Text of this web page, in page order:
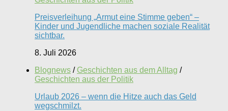
Preisverleihung „Armut eine Stimme geben“ –
Kinder und Jugendliche machen soziale Realität
sichtbar.
8. Juli 2026
Blognews / Geschichten aus dem Alltag /
Geschichten aus der Politik
Urlaub 2026 – wenn die Hitze auch das Geld
wegschmilzt.